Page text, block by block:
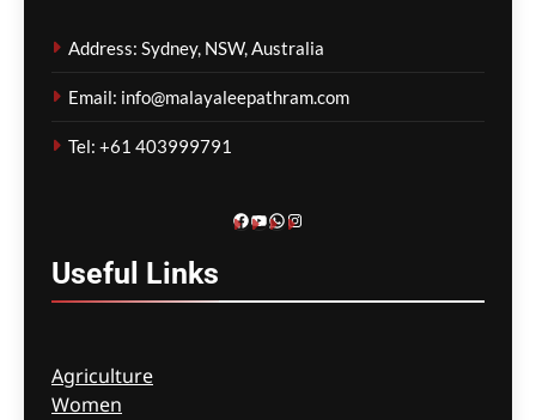
വയോധികർ മരിച്ച
സംഭവം; മെൽബൺ സെന്റ്
ഇൻക്വസ്റ്റിൽ ഹാജരായി
Address: Sydney, NSW, Australia
Email: info@malayaleepathram.com
Tel: +61 403999791
Facebook
YouTube
WhatsApp
Instagram
Useful Links
Agriculture
Women